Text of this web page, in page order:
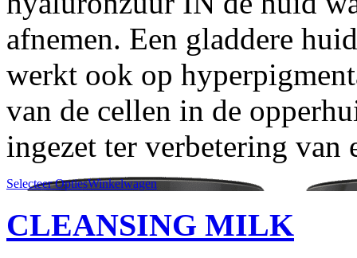
afnemen. Een gladdere
werkt ook op
van de cellen in de
ingezet ter verbetering
Selecteer OptiesWinkelwagen
CLEANSING MILK